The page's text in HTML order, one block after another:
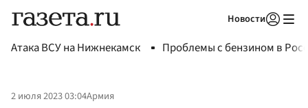
Новости
Атака ВСУ на Нижнекамск Проблемы с бензином в
2 июля 2023 03:04Армия